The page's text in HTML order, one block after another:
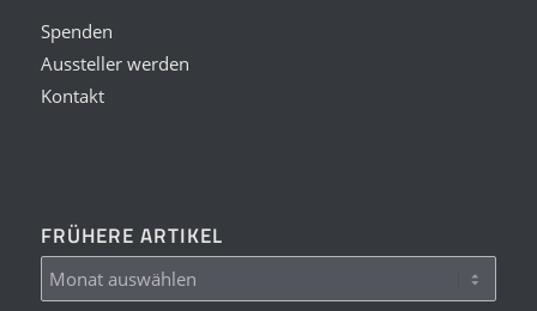
Spenden
Aussteller werden
Kontakt
FRÜHERE ARTIKEL